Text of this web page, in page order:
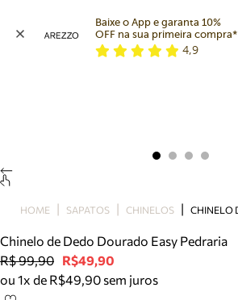
Bolsa
Tamanco
Tênis
Mule
Baixe o App e garanta 10%
OFF na sua primeira compra*
4,9
HOME SAPATOS CHINELOS
Chinelo de Dedo Dourado Easy Pedraria
R$ 99,90 R$49,90
ou 1x de R$49,90 sem juros